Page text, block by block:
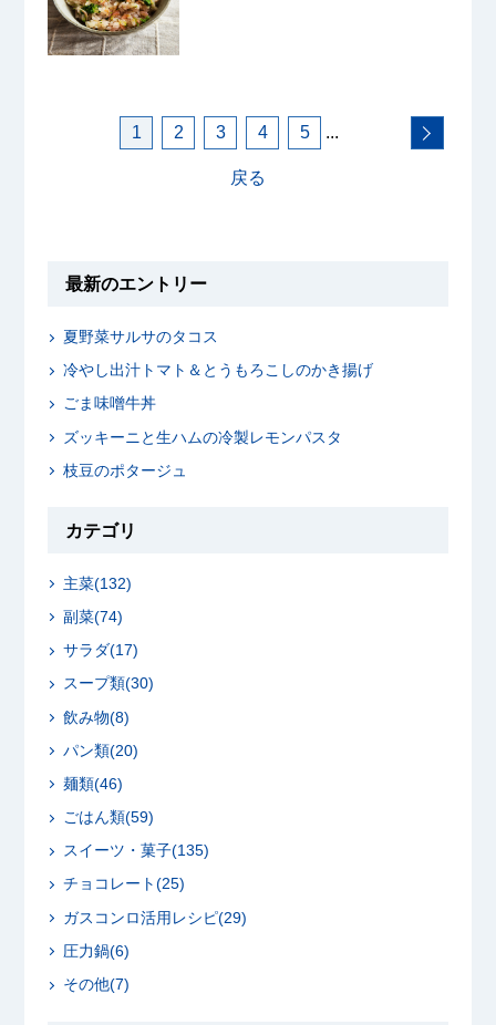
1 2 3 4 5 ...
戻る
最新のエントリー
夏野菜サルサのタコス
冷やし出汁トマト＆とうもろこしのかき揚げ
ごま味噌牛丼
ズッキーニと生ハムの冷製レモンパスタ
枝豆のポタージュ
カテゴリ
主菜(132)
副菜(74)
サラダ(17)
スープ類(30)
飲み物(8)
パン類(20)
麺類(46)
ごはん類(59)
スイーツ・菓子(135)
チョコレート(25)
ガスコンロ活用レシピ(29)
圧力鍋(6)
その他(7)